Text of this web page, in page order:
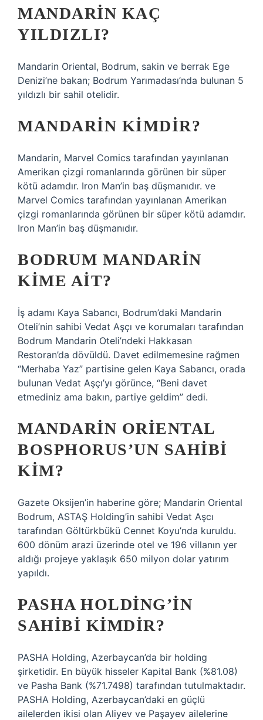
MANDARIN KAÇ
YILDIZLI?
Mandarin Oriental, Bodrum, sakin ve berrak Ege
Denizi’ne bakan; Bodrum Yarımadası’nda bulunan 5
yıldızlı bir sahil otelidir.
MANDARIN KIMDIR?
Mandarin, Marvel Comics tarafından yayınlanan
Amerikan çizgi romanlarında görünen bir süper
kötü adamdır. Iron Man’in baş düşmanıdır. ve
Marvel Comics tarafından yayınlanan Amerikan
çizgi romanlarında görünen bir süper kötü adamdır.
Iron Man’in baş düşmanıdır.
BODRUM MANDARIN
KIME AIT?
İş adamı Kaya Sabancı, Bodrum’daki Mandarin
Oteli’nin sahibi Vedat Aşçı ve korumaları tarafından
Bodrum Mandarin Oteli’ndeki Hakkasan
Restoran’da dövüldü. Davet edilmemesine rağmen
“Merhaba Yaz” partisine gelen Kaya Sabancı, orada
bulunan Vedat Aşçı’yı görünce, “Beni davet
etmediniz ama bakın, partiye geldim” dedi.
MANDARIN ORIENTAL
BOSPHORUS’UN SAHIBI
KIM?
Gazete Oksijen’in haberine göre; Mandarin Oriental
Bodrum, ASTAŞ Holding’in sahibi Vedat Aşcı
tarafından Göltürkbükü Cennet Koyu’nda kuruldu.
600 dönüm arazi üzerinde otel ve 196 villanın yer
aldığı projeye yaklaşık 650 milyon dolar yatırım
yapıldı.
PASHA HOLDING’IN
SAHIBI KIMDIR?
PASHA Holding, Azerbaycan’da bir holding
şirketidir. En büyük hisseler Kapital Bank (%81.08)
ve Pasha Bank (%71.7498) tarafından tutulmaktadır.
PASHA Holding, Azerbaycan’daki en güçlü
ailelerden ikisi olan Aliyev ve Paşayev ailelerine